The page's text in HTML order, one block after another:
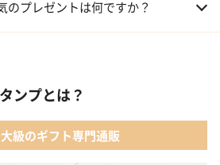
のプレゼントは何ですか？
ーティントリップ［日本限定ピンクゴ
ル
タンプとは？
級のギフト専門通販